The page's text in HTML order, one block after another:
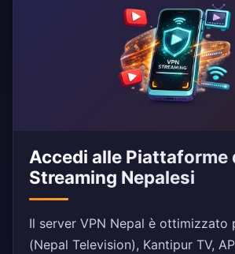
Accedi alle Piattaforme
Streaming Nepalesi
Il server VPN Nepal è ottimizzato
(Nepal Television), Kantipur TV,